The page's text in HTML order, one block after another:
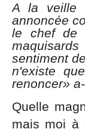
A la veille
annoncée
le chef de
sentiment
n'existe
renoncer»
Quelle
mais moi à